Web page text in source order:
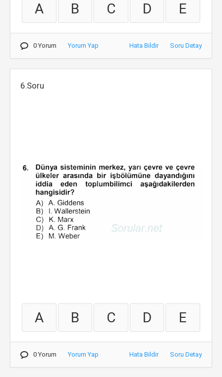
A B C D E
0 Yorum Yorum Yap Hata Bildir Soru Detay
6.Soru
A B C D E
0 Yorum Yorum Yap Hata Bildir Soru Detay